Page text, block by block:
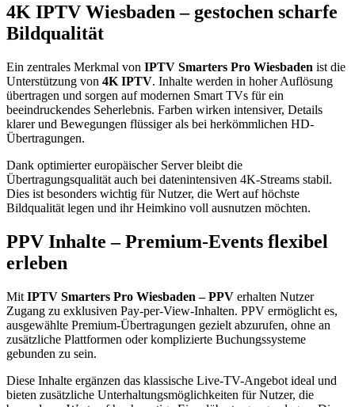
4K IPTV Wiesbaden – gestochen scharfe
Bildqualität
Ein zentrales Merkmal von IPTV Smarters Pro Wiesbaden ist die
Unterstützung von 4K IPTV. Inhalte werden in hoher Auflösung
übertragen und sorgen auf modernen Smart TVs für ein
beeindruckendes Seherlebnis. Farben wirken intensiver, Details
klarer und Bewegungen flüssiger als bei herkömmlichen HD-
Übertragungen.
Dank optimierter europäischer Server bleibt die
Übertragungsqualität auch bei datenintensiven 4K-Streams stabil.
Dies ist besonders wichtig für Nutzer, die Wert auf höchste
Bildqualität legen und ihr Heimkino voll ausnutzen möchten.
PPV Inhalte – Premium-Events flexibel
erleben
Mit IPTV Smarters Pro Wiesbaden – PPV erhalten Nutzer
Zugang zu exklusiven Pay-per-View-Inhalten. PPV ermöglicht es,
ausgewählte Premium-Übertragungen gezielt abzurufen, ohne an
zusätzliche Plattformen oder komplizierte Buchungssysteme
gebunden zu sein.
Diese Inhalte ergänzen das klassische Live-TV-Angebot ideal und
bieten zusätzliche Unterhaltungsmöglichkeiten für Nutzer, die